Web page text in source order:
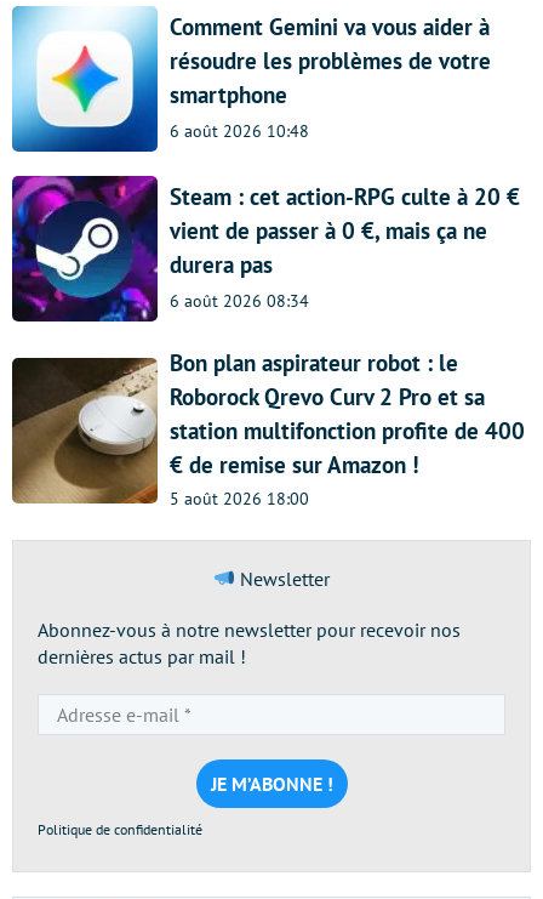
Comment Gemini va vous aider à
résoudre les problèmes de votre
smartphone
6 août 2026 10:48
Steam : cet action-RPG culte à 20 €
vient de passer à 0 €, mais ça ne
durera pas
6 août 2026 08:34
Bon plan aspirateur robot : le
Roborock Qrevo Curv 2 Pro et sa
station multifonction profite de 400
€ de remise sur Amazon !
5 août 2026 18:00
Newsletter
Abonnez-vous à notre newsletter pour recevoir nos
dernières actus par mail !
e-
mail
*
Politique de confidentialité